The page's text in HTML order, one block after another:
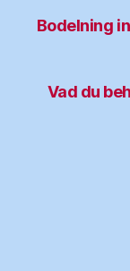
Bodelning
Vad du